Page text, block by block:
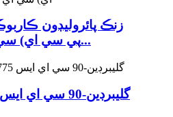
زنڪ پائروليڊون
پي سي اي) سي اي ايس 154...